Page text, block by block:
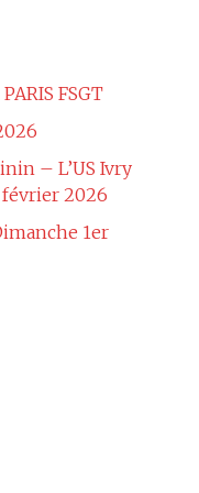
FSGT
– L’US Ivry
2026
1er